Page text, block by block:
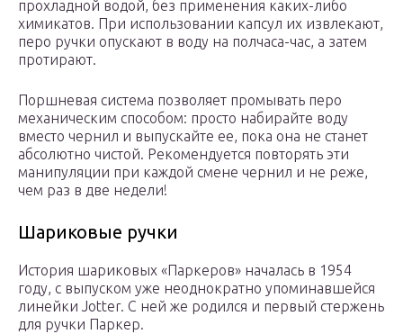
прохладной водой, без применения каких-либо
химикатов. При использовании капсул их извлекают,
перо ручки опускают в воду на полчаса-час, а затем
протирают.
Поршневая система позволяет промывать перо
механическим способом: просто набирайте воду
вместо чернил и выпускайте ее, пока она не станет
абсолютно чистой. Рекомендуется повторять эти
манипуляции при каждой смене чернил и не реже,
чем раз в две недели!
Шариковые ручки
История шариковых «Паркеров» началась в 1954
году, с выпуском уже неоднократно упоминавшейся
линейки Jotter. С ней же родился и первый стержень
для ручки Паркер.